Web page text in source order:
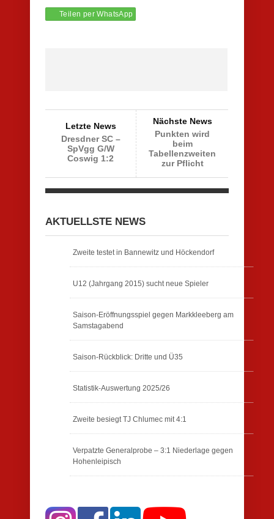
Teilen per WhatsApp
Letzte News
Dresdner SC –
SpVgg G/W
Coswig 1:2
Nächste News
Punkten wird
beim
Tabellenzweiten
zur Pflicht
AKTUELLSTE NEWS
Zweite testet in Bannewitz und Höckendorf
U12 (Jahrgang 2015) sucht neue Spieler
Saison-Eröffnungsspiel gegen Markkleeberg am
Samstagabend
Saison-Rückblick: Dritte und Ü35
Statistik-Auswertung 2025/26
Zweite besiegt TJ Chlumec mit 4:1
Verpatzte Generalprobe – 3:1 Niederlage gegen
Hohenleipisch